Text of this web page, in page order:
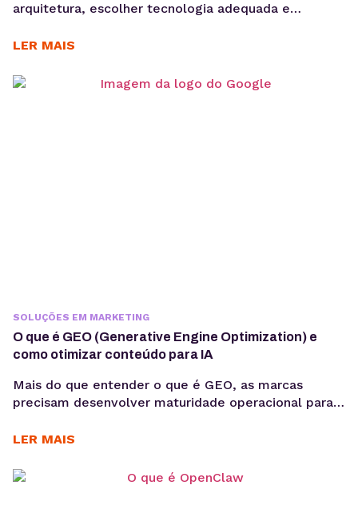
arquitetura, escolher tecnologia adequada e
considerando integrações, observabilidade, custos
vai além de escolher um modelo de linguagem ou
LER MAIS
SOLUÇÕES EM MARKETING
O que é GEO (Generative Engine Optimization) e
como otimizar conteúdo para IA
Mais do que entender o que é GEO, as marcas
precisam desenvolver maturidade operacional para
intenção, consistência temática e conteúdos
sem comprometer a experiência humana. A forma
LER MAIS